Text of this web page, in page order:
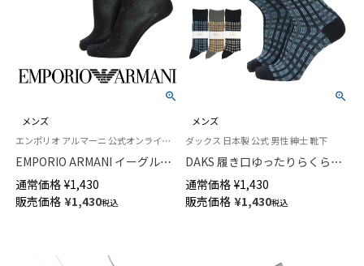
メンズ
エンポリオ アルマーニ 公式オンラインショップ 紳士 靴下
EMPORIO ARMANI イーグル＆
復刻マンガベアシルエット クル
ー丈 ビジネス ソックス メンズ
02312580
通常価格 ¥1,430
販売価格 ¥1,430税込
メンズ
ダックス 日本製 公式 男性 紳士 靴下
DAKS 履き口ゆったりらくらく
ガーゼ編み アクリル毛混 かか
としっかりホールド 格子柄ジャ
ガード クルー丈 メンズ カジュ
通常価格 ¥1,430
販売価格 ¥1,430税込